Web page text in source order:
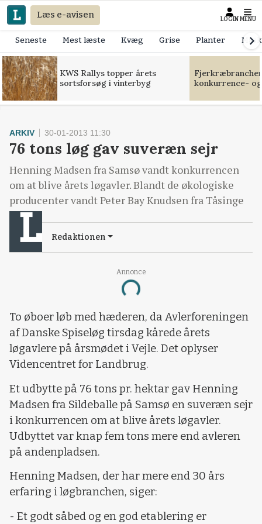
Læs e-avisen LOGIN MENU
Seneste Mest læste Kvæg Grise Planter
KWS Rallys topper årets
sortsforsøg i vinterbyg
konkurrence-
Annonce
Loading...
ARKIV 30-01-2013 11:30
76 tons løg gav suveræn sejr
Henning Madsen fra Samsø vandt konkurrencen
om at blive årets løgavler. Blandt de økologiske
producenter vandt Peter Bay Knudsen fra Tåsinge
Redaktionen
To øboer løb med hæderen, da Avlerforeningen
af Danske Spiseløg tirsdag kårede årets
løgavlere på årsmødet i Vejle. Det oplyser
Videncentret for Landbrug.
Et udbytte på 76 tons pr. hektar gav Henning
Madsen fra Sildeballe på Samsø en suveræn sejr
i konkurrencen om at blive årets løgavler.
Udbyttet var knap fem tons mere end avleren
på andenpladsen.
Henning Madsen, der har mere end 30 års
erfaring i løgbranchen, siger:
- Et godt såbed og en god etablering er